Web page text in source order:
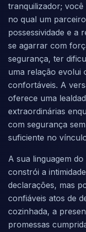
tranquilizador;
no qual um
possessividade e a
se agarrar com
segurança, ter
uma relação evolui
confortáveis. A
oferece uma
extraordinárias
com segurança
suficiente no
A sua linguagem
constrói a
declarações, mas
confiáveis atos de
cozinhada, a
promessas